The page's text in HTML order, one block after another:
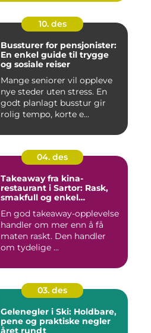
10. des
Bussturer for pensjonister:
En enkel guide til trygge
og sosiale reiser
Mange seniorer vil oppleve
nye steder uten stress. En
godt planlagt busstur gir
rolig tempo, korte e...
04. des
Takeaway fra kina-
restaurant i Sartor: Rask,
smakfull og enkel
En god takeaway-opplevelse
handler om mer enn å få
maten raskt. Den handler
om tydelige ...
03. des
Gelenegler i Ski: Holdbare,
pene og praktiske negler
året rundt